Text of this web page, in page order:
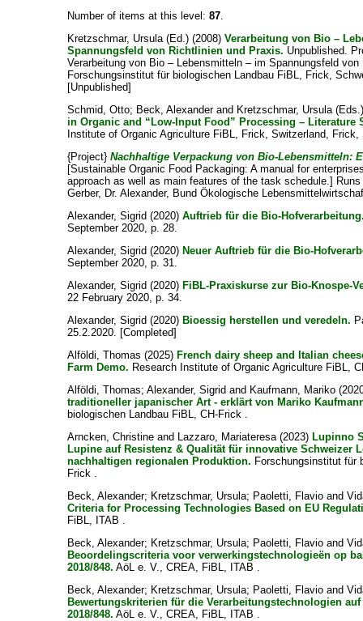
Number of items at this level:87.
Kretzschmar, Ursula(Ed.) (2008)Verarbeitung von Bio –
Spannungsfeld von Richtlinien und Praxis. Unpublished.
Verarbeitung von Bio – Lebensmitteln – im Spannungsfeld
Forschungsinstitut für biologischen Landbau FiBL, Frick,
[Unpublished]
Schmid, Otto; Beck, Alexanderand Kretzschmar, Ursula
in Organic and “Low-Input Food” Processing – Literature
Institute of Organic Agriculture FiBL, Frick, Switzerland, Frick,
{Project}Nachhaltige Verpackung von Bio-Lebensmitteln:
[Sustainable Organic Food Packaging: A manual for
approach as well as main features of the task schedule.]
Gerber, Dr. Alexander, Bund Ökologische
Alexander, Sigrid (2020)Auftrieb für die Bio-
September 2020, p. 28.
Alexander, Sigrid (2020) Neuer Auftrieb für die Bio-
September 2020, p. 31.
Alexander, Sigrid (2020) FiBL-Praxiskurse zur Bio-Knospe-
22 February 2020, p. 34.
Alexander, Sigrid (2020) Bioessig herstellen und veredeln.
25.2.2020. [Completed]
Alföldi, Thomas (2025) French dairy sheep and Italian
Farm Demo. Research Institute of Organic Agriculture FiBL,
Alföldi, Thomas;Alexander, Sigrid and Kaufmann, Mariko
traditioneller japanischer Art - erklärt von Mariko
biologischen Landbau FiBL, CH-Frick .
Arncken, Christine and Lazzaro, Mariateresa(2023) Lupinno
Lupine auf Resistenz & Qualität für innovative Schweizer
nachhaltigen regionalen Produktion. Forschungsinstitut für
Frick .
Beck, Alexander; Kretzschmar, Ursula; Paoletti, Flavio and
Criteria for Processing Technologies Based on EU
FiBL, ITAB .
Beck, Alexander; Kretzschmar, Ursula; Paoletti, Flavio and
Beoordelingscriteria voor verwerkingstechnologieën op
2018/848. AöL e. V., CREA, FiBL, ITAB .
Beck, Alexander; Kretzschmar, Ursula; Paoletti, Flavio and
Bewertungskriterien für die Verarbeitungstechnologien
2018/848. AöL e. V., CREA, FiBL, ITAB .